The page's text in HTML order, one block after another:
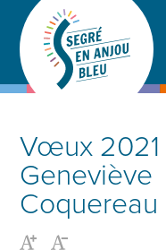
Vœux 2021
Geneviève
Coquereau